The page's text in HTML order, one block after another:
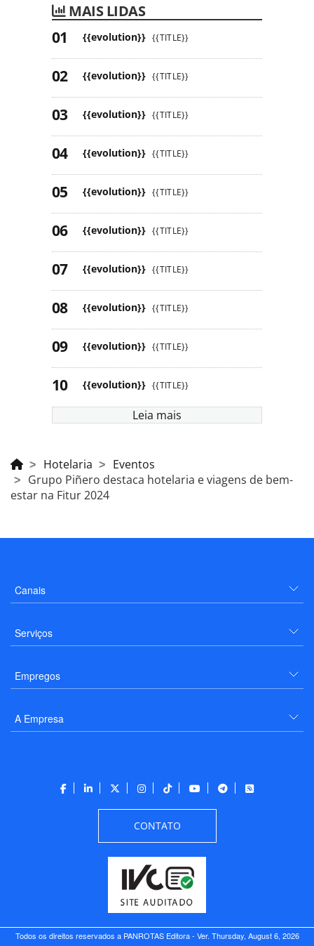
MAIS LIDAS
{{evolution}} {{TITLE}}
{{evolution}} {{TITLE}}
{{evolution}} {{TITLE}}
{{evolution}} {{TITLE}}
{{evolution}} {{TITLE}}
{{evolution}} {{TITLE}}
{{evolution}} {{TITLE}}
{{evolution}} {{TITLE}}
{{evolution}} {{TITLE}}
{{evolution}} {{TITLE}}
Leia mais
Hotelaria
Eventos
Grupo Piñero destaca hotelaria e viagens de bem-
estar na Fitur 2024
Canais
Serviços
Empregos
A Empresa
CONTATO
Todos os direitos reservados a PANROTAS Editora - Ver. Thursday, August 6, 2026